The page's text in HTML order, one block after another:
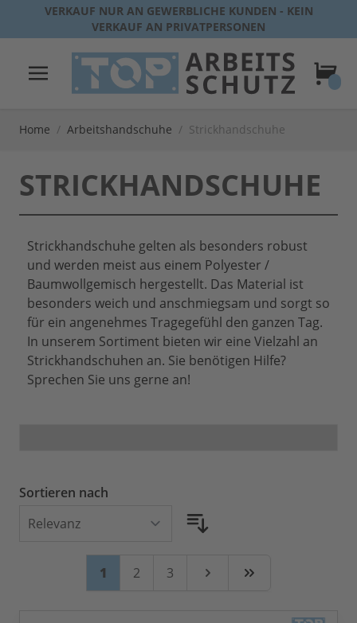
Direkt zum Inhalt
VERKAUF NUR AN GEWERBLICHE KUNDEN - KEIN
VERKAUF AN PRIVATPERSONEN
Home / Arbeitshandschuhe / Strickhandschuhe
STRICKHANDSCHUHE
Strickhandschuhe gelten als besonders robust
und werden meist aus einem Polyester /
Baumwollgemisch hergestellt. Das Material ist
besonders weich und anschmiegsam und sorgt so
für ein angenehmes Tragegefühl den ganzen Tag.
In unserem Sortiment bieten wir eine Vielzahl an
Strickhandschuhen an. Sie benötigen Hilfe?
Sprechen Sie uns gerne an!
Sortieren nach
Sie lesen gerade Seite
1 Seite
2 Seite
3 Weiter Zuletzt